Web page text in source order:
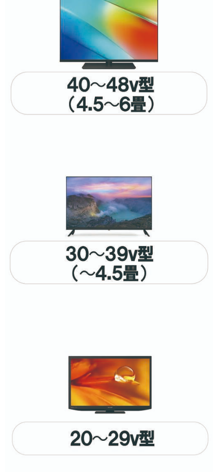
画素で絞り込む
4K対応
ハイビジョン
4K/8Kチューナーで絞り込む
BS・CS 4Kチューナー
内蔵